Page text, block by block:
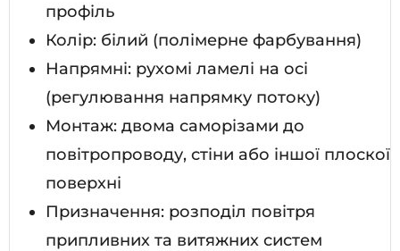
профіль
Колір: білий (полімерне фарбування)
Напрямні: рухомі ламелі на осі
(регулювання напрямку потоку)
Монтаж: двома саморізами до
повітропроводу, стіни або іншої плоскої
поверхні
Призначення: розподіл повітря
припливних та витяжних систем